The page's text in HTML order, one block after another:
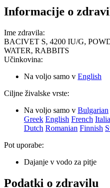
Informacije o
Ime zdravila:
BACIVET S, 4200 IU/G,
WATER, RABBITS
Učinkovina:
Na voljo samo v English
Ciljne živalske vrste:
Na voljo samo v Bulgarian
Greek English French
Dutch Romanian Finnish
Pot uporabe:
Dajanje v vodo za pitje
Podatki o zdravilu